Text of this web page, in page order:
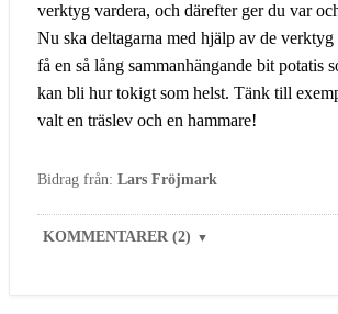
verktyg vardera, och därefter ger du var
Nu ska deltagarna med hjälp av de
få en så lång sammanhängande bit potatis
kan bli hur tokigt som helst. Tänk till
valt en träslev och en hammare!
Bidrag från: Lars Fröjmark
KOMMENTARER (2) ▼